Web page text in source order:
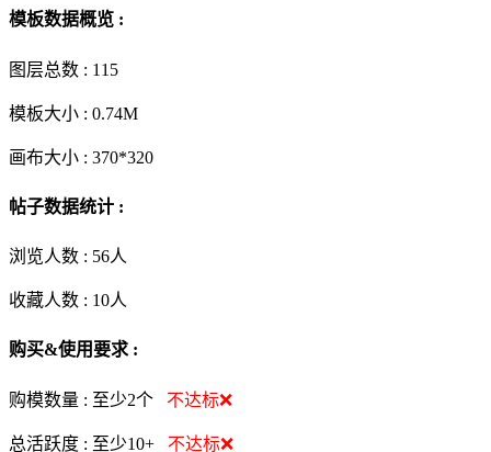
模板数据概览 :
图层总数 : 115
模板大小 : 0.74M
画布大小 : 370*320
帖子数据统计 :
浏览人数 : 56人
收藏人数 : 10人
购买&使用要求 :
购模数量 : 至少2个 不达标❌
总活跃度 : 至少10+ 不达标❌